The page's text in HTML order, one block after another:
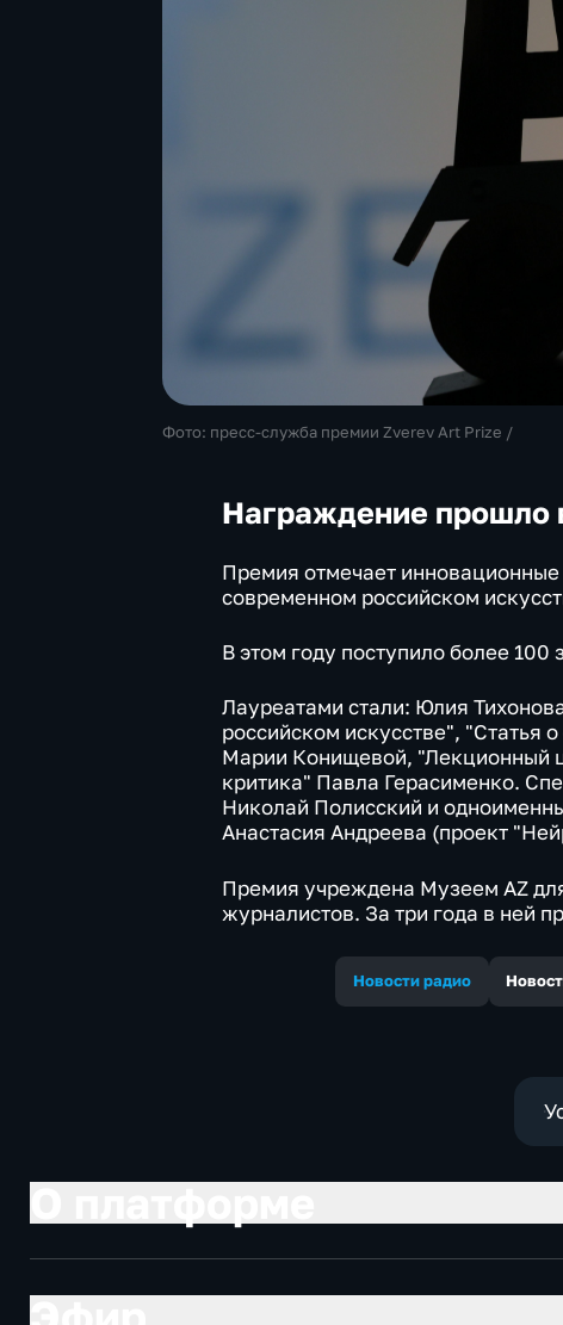
Фото: пресс-служба премии Zverev Art Prize /
Награждение прошло
Премия отмечает инновационные
современном российском
В этом году поступило более 100
Лауреатами стали: Юлия
российском искусстве", "Статья
Марии Конищевой, "Лекционный
критика" Павла Герасименко.
Николай Полисский и
Анастасия Андреева (проект
Премия учреждена Музеем AZ
журналистов. За три года в ней
Новости радио